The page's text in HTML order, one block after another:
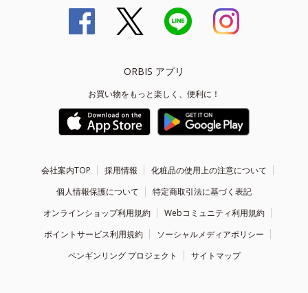
ORBIS アプリ
お買い物をもっと楽しく、便利に！
会社案内TOP 採用情報
化粧品の使用上の注意について
個人情報保護について
特定商取引法に基づく表記
オンラインショップ利用規約
Webコミュニティ利用規約
ポイントサービス利用規約
ソーシャルメディアポリシー
ペンギンリング プロジェクト
サイトマップ